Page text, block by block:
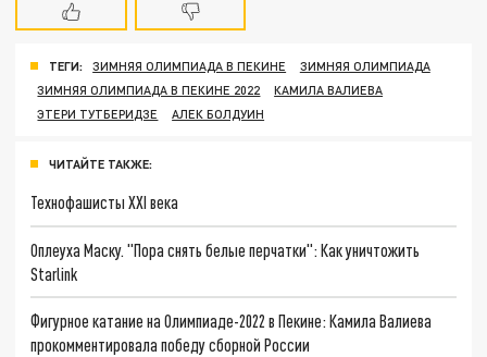
ТЕГИ: ЗИМНЯЯ ОЛИМПИАДА В ПЕКИНЕ
ЗИМНЯЯ ОЛИМПИАДА
ЗИМНЯЯ ОЛИМПИАДА В ПЕКИНЕ 2022
КАМИЛА ВАЛИЕВА
ЭТЕРИ ТУТБЕРИДЗЕ
АЛЕК БОЛДУИН
ЧИТАЙТЕ ТАКЖЕ:
Технофашисты XXI века
Оплеуха Маску. "Пора снять белые перчатки": Как уничтожить
Starlink
Фигурное катание на Олимпиаде-2022 в Пекине: Камила Валиева
прокомментировала победу сборной России